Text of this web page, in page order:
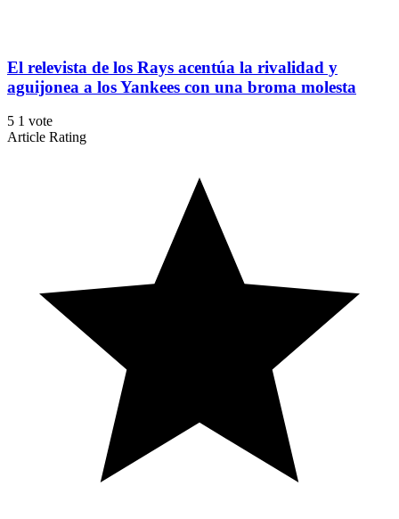
El relevista de los Rays acentúa la rivalidad y
aguijonea a los Yankees con una broma molesta
5 1 vote
Article Rating